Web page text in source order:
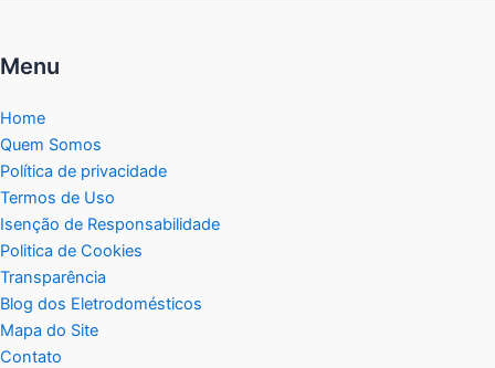
Menu
Home
Quem Somos
Política de privacidade
Termos de Uso
Isenção de Responsabilidade
Politica de Cookies
Transparência
Blog dos Eletrodomésticos
Mapa do Site
Contato